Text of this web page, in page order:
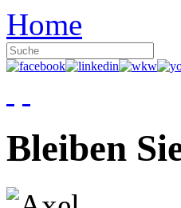
Home
Bleiben